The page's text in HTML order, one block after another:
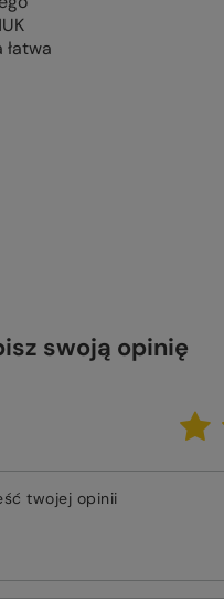
swoją opinię
twojej opinii